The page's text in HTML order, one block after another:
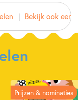
Bekijk ook eens
Prijzen & nominaties